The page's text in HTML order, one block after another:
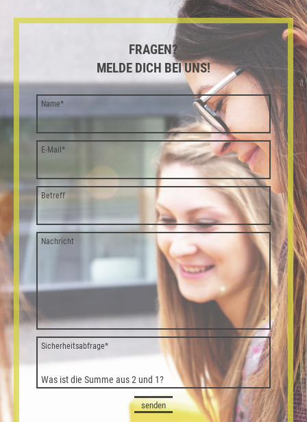
FRAGEN?
MELDE DICH BEI UNS!
Name*
E-Mail *
Betreff
Nachricht
Sicherheitsabfrage*
Was ist die Summe aus 2 und 1?
senden